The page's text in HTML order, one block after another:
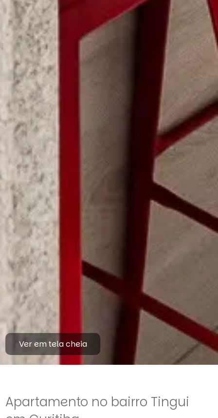
Ver em tela cheia
Apartamento no bairro Tingui